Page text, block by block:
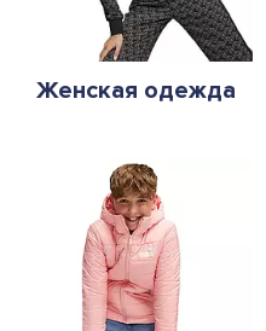
Женская одежда